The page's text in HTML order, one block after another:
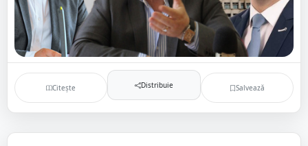
Citește Distribuie Salvează